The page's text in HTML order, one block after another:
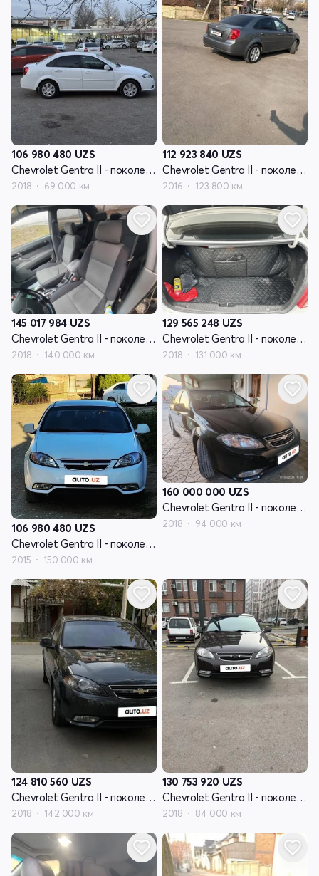
106 980 480 UZS
Chevrolet Gentra II - поколение
2018 69 000 км
112 923 840 UZS
Chevrolet Gentra II - поколение
2016 123 800 км
145 017 984 UZS
Chevrolet Gentra II - поколение
2018 140 000 км
129 565 248 UZS
Chevrolet Gentra II - поколение
2018 131 000 км
106 980 480 UZS
Chevrolet Gentra II - поколение
2015 150 000 км
160 000 000 UZS
Chevrolet Gentra II - поколение
2018 94 000 км
124 810 560 UZS
Chevrolet Gentra II - поколение
2018 142 000 км
130 753 920 UZS
Chevrolet Gentra II - поколение
2018 84 000 км